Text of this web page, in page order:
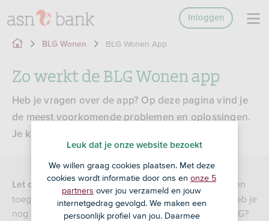
Inloggen
BLG Wonen BLG Wonen App
Zo werkt de BLG Wonen app
Heb je vragen over de app? Op deze pagina vind je
de meest voorkomende problemen en oplossingen.
Je kan natuurlijk ook contact met ons opnemen.
Let op:
als je de eerste keer inlogt in de app, heb je een
toegangsnaam en wachtwoord van Mijn BLG nodig. Heb je
nog geen toegangsnaam en wachtwoord voor Mijn BLG?
Leuk dat je onze website bezoekt
We willen graag cookies plaatsen. Met deze
cookies wordt informatie door ons en onze 5
partners over jou verzameld en jouw
internetgedrag gevolgd. We maken een
persoonlijk profiel van jou. Daarmee